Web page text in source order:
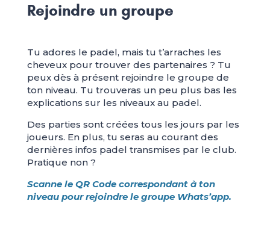
Rejoindre un groupe
Tu adores le padel, mais tu t’arraches les
cheveux pour trouver des partenaires ? Tu
peux dès à présent rejoindre le groupe de
ton niveau. Tu trouveras un peu plus bas les
explications sur les niveaux au padel.
Des parties sont créées tous les jours par les
joueurs. En plus, tu seras au courant des
dernières infos padel transmises par le club.
Pratique non ?
Scanne le QR Code correspondant à ton
niveau pour rejoindre le groupe Whats’app.